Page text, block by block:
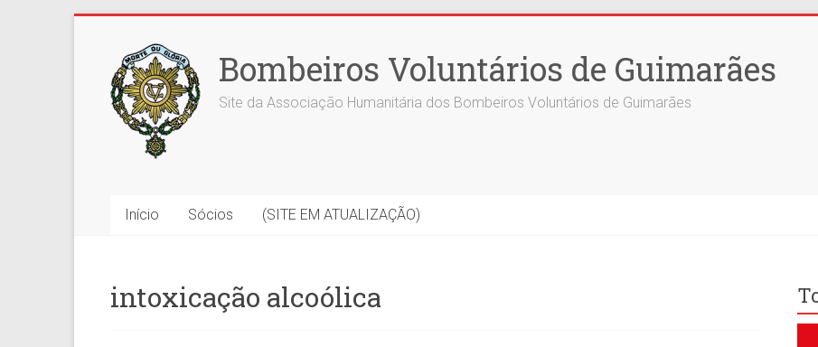
content
Bombeiros Voluntários de Guimarães
Site da Associação Humanitária dos Bombeiros Voluntários de Guimarães
Início Sócios (SITE EM ATUALIZAÇÃO)
intoxicação alcoólica